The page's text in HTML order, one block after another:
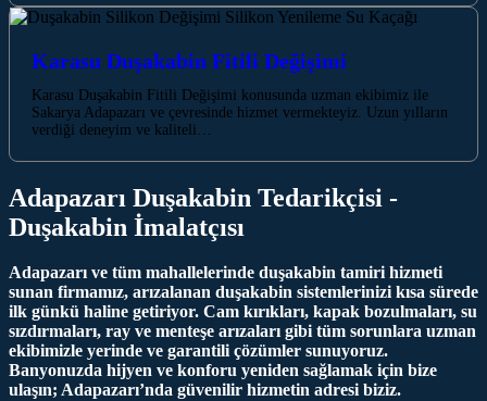
Karasu Duşakabin Fitili Değişimi
Karasu Duşakabin Fitili Değişimi konusunda uzman ekibimiz ile
Sakarya Adapazarı ve çevresinde hizmet vermekteyiz. Uzun yılların
verdiği deneyim ve kaliteli…
Adapazarı Duşakabin Tedarikçisi -
Duşakabin İmalatçısı
Adapazarı ve tüm mahallelerinde duşakabin tamiri hizmeti
sunan firmamız, arızalanan duşakabin sistemlerinizi kısa sürede
ilk günkü haline getiriyor. Cam kırıkları, kapak bozulmaları, su
sızdırmaları, ray ve menteşe arızaları gibi tüm sorunlara uzman
ekibimizle yerinde ve garantili çözümler sunuyoruz.
Banyonuzda hijyen ve konforu yeniden sağlamak için bize
ulaşın; Adapazarı’nda güvenilir hizmetin adresi biziz.